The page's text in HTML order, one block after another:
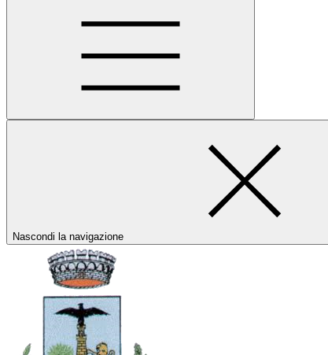
Nascondi la navigazione